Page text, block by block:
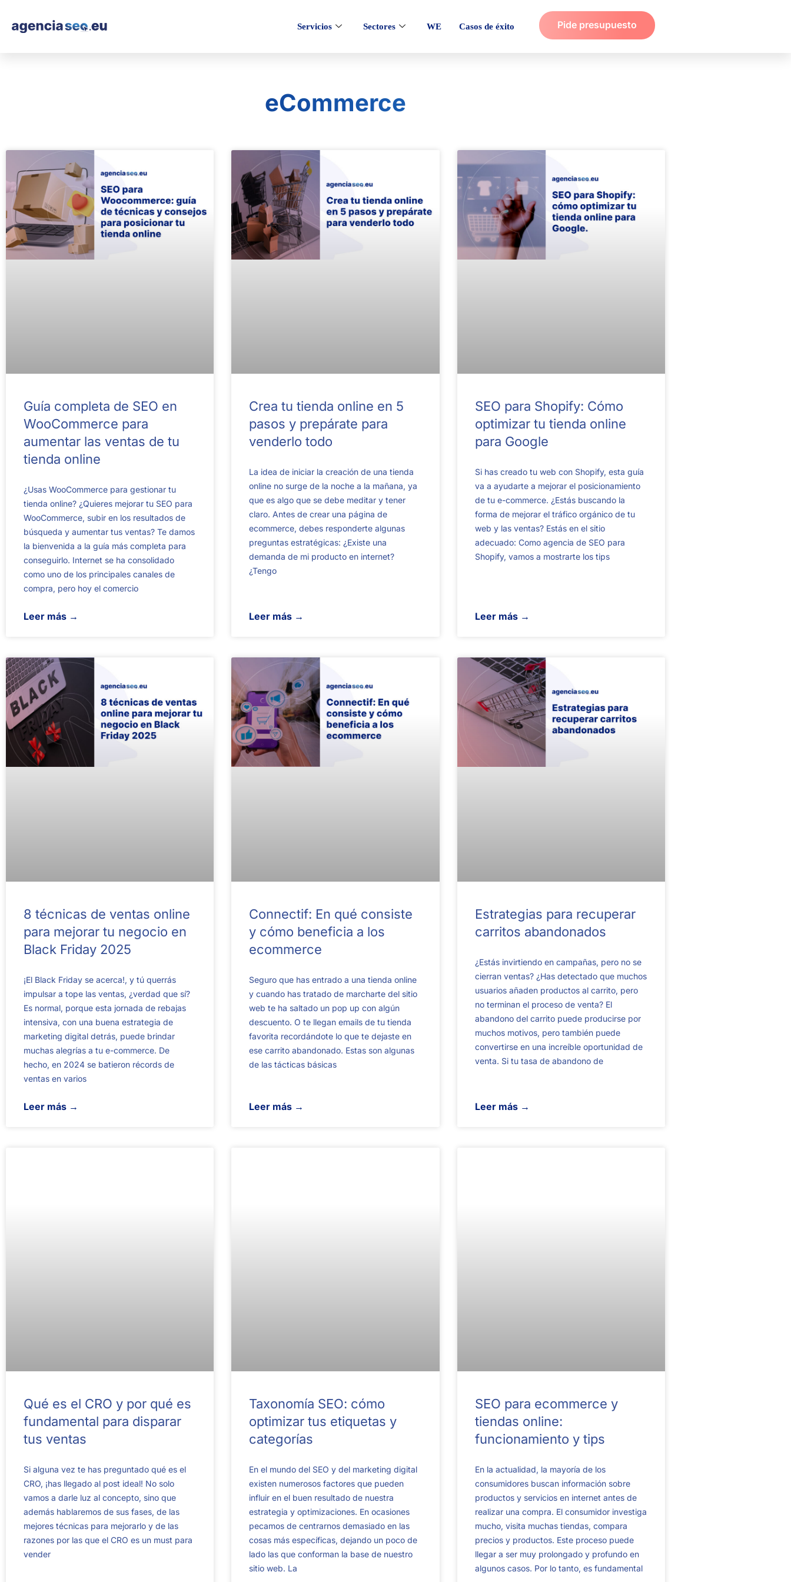
Servicios Sectores WE Casos de éxito Pide presupuesto
eCommerce
Guía completa de SEO en
WooCommerce para
aumentar las ventas de tu
tienda online
¿Usas WooCommerce para gestionar tu
tienda online? ¿Quieres mejorar tu SEO para
WooCommerce, subir en los resultados de
búsqueda y aumentar tus ventas? Te damos
la bienvenida a la guía más completa para
conseguirlo. Internet se ha consolidado
como uno de los principales canales de
compra, pero hoy el comercio
Leer más →
Crea tu tienda online en 5
pasos y prepárate para
venderlo todo
La idea de iniciar la creación de una tienda
online no surge de la noche a la mañana, ya
que es algo que se debe meditar y tener
claro. Antes de crear una página de
ecommerce, debes responderte algunas
preguntas estratégicas: ¿Existe una
demanda de mi producto en internet?
¿Tengo
Leer más →
SEO para Shopify: Cómo
optimizar tu tienda online
para Google
Si has creado tu web con Shopify, esta guía
va a ayudarte a mejorar el posicionamiento
de tu e-commerce. ¿Estás buscando la
forma de mejorar el tráfico orgánico de tu
web y las ventas? Estás en el sitio
adecuado: Como agencia de SEO para
Shopify, vamos a mostrarte los tips
Leer más →
8 técnicas de ventas online
para mejorar tu negocio en
Black Friday 2025
¡El Black Friday se acerca!, y tú querrás
impulsar a tope las ventas, ¿verdad que sí?
Es normal, porque esta jornada de rebajas
intensiva, con una buena estrategia de
marketing digital detrás, puede brindar
muchas alegrías a tu e-commerce. De
hecho, en 2024 se batieron récords de
ventas en varios
Leer más →
Connectif: En qué consiste
y cómo beneficia a los
ecommerce
Seguro que has entrado a una tienda online
y cuando has tratado de marcharte del sitio
web te ha saltado un pop up con algún
descuento. O te llegan emails de tu tienda
favorita recordándote lo que te dejaste en
ese carrito abandonado. Estas son algunas
de las tácticas básicas
Leer más →
Estrategias para recuperar
carritos abandonados
¿Estás invirtiendo en campañas, pero no se
cierran ventas? ¿Has detectado que muchos
usuarios añaden productos al carrito, pero
no terminan el proceso de venta? El
abandono del carrito puede producirse por
muchos motivos, pero también puede
convertirse en una increíble oportunidad de
venta. Si tu tasa de abandono de
Leer más →
Qué es el CRO y por qué es
fundamental para disparar
tus ventas
Si alguna vez te has preguntado qué es el
CRO, ¡has llegado al post ideal! No solo
vamos a darle luz al concepto, sino que
además hablaremos de sus fases, de las
mejores técnicas para mejorarlo y de las
razones por las que el CRO es un must para
vender
Taxonomía SEO: cómo
optimizar tus etiquetas y
categorías
En el mundo del SEO y del marketing digital
existen numerosos factores que pueden
influir en el buen resultado de nuestra
estrategia y optimizaciones. En ocasiones
pecamos de centrarnos demasiado en las
cosas más específicas, dejando un poco de
lado las que conforman la base de nuestro
sitio web. La
SEO para ecommerce y
tiendas online:
funcionamiento y tips
En la actualidad, la mayoría de los
consumidores buscan información sobre
productos y servicios en internet antes de
realizar una compra. El consumidor investiga
mucho, visita muchas tiendas, compara
precios y productos. Este proceso puede
llegar a ser muy prolongado y profundo en
algunos casos. Por lo tanto, es fundamental